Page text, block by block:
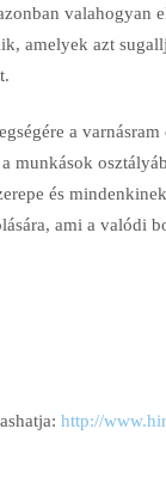
valahogyan
amelyek azt
a
munkások
és
ami a valódi
http://